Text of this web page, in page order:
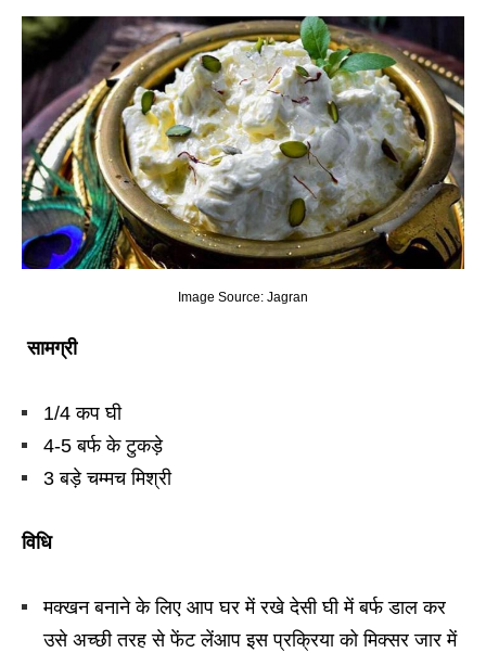
Image Source: Jagran
सामग्री
1/4 कप घी
4-5 बर्फ के टुकड़े
3 बड़े चम्मच मिश्री
विधि
मक्खन बनाने के लिए आप घर में रखे देसी घी में बर्फ डाल कर
उसे अच्छी तरह से फेंट लें‌आप इस प्रक्रिया को मिक्सर जार में